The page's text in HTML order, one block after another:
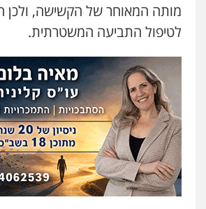
מותה המאוחר של הקשישה, ולכן
לטיפול התביעה המשטרתית.